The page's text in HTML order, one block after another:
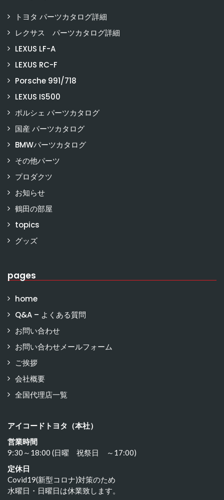
トヨタ パーツカタログ詳細
レクサス パーツカタログ詳細
LEXUS LF-A
LEXUS RC-F
Porsche 991/718
LEXUS IS500
ポルシェ パーツカタログ
国産 パーツカタログ
BMWパーツカタログ
その他パーツ
プロダクツ
お知らせ
鶴田の部屋
topics
グッズ
pages
home
Q&A – よくある質問
お問い合わせ
お問い合わせメールフォーム
ご挨拶
会社概要
全国代理店一覧
アイコードトヨタ（本社）
営業時間
9:30～18:00 (日曜 祝祭日 ～17:00)
定休日
Covid19(新型コロナ)対策のため
水曜日・日曜日は休業致します。